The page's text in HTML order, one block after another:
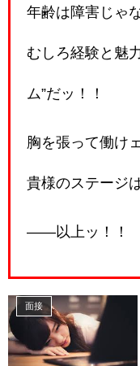
年齢は障害じゃ
むしろ経験と魅
ム”だッ！！
胸を張って働け
貴様のステージ
――以上ッ！！
面接